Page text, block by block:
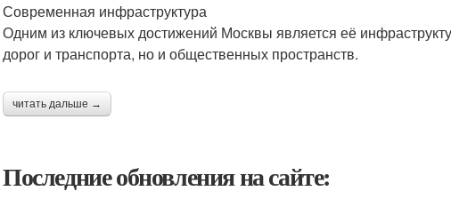
Современная инфраструктура
Одним из ключевых достижений Москвы является её
дорог и транспорта, но и общественных пространств.
читать дальше →
Последние обновления на сайте: